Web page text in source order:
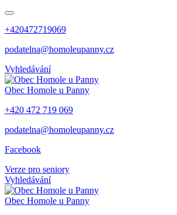
+420472719069
podatelna@homoleupanny.cz
Vyhledávání
Obec Homole u Panny
+420 472 719 069
podatelna@homoleupanny.cz
Facebook
Verze pro seniory
Vyhledávání
Obec Homole u Panny